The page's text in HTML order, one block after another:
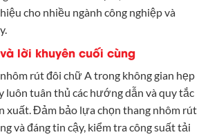
cho nhiều ngành công nghiệp và
lời khuyên cuối cùng
rút đôi chữ A trong không gian hẹp
luôn tuân thủ các hướng dẫn và quy tắc
xuất. Đảm bảo lựa chọn thang nhôm rút
và đáng tin cậy, kiểm tra công suất tải